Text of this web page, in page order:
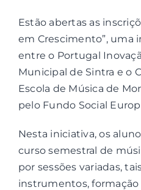
Espaço
Estão abertas as
em Crescimento”, uma
entre o Portugal
Municipal de Sintra e o
Escola de Música de
pelo Fundo Social
Nesta iniciativa, os
curso semestral de
por sessões variadas,
instrumentos,